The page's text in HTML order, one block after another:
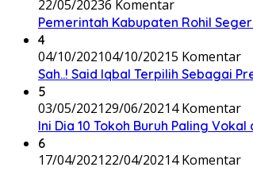
22/05/20236 Komentar
Pemerintah Kabupaten Rohil
4
04/10/202104/10/20215 Komentar
Sah..! Said Iqbal Terpilih Sebagai
5
03/05/202129/06/20214 Komentar
Ini Dia 10 Tokoh Buruh Paling Vokal
6
17/04/202122/04/20214 Komentar